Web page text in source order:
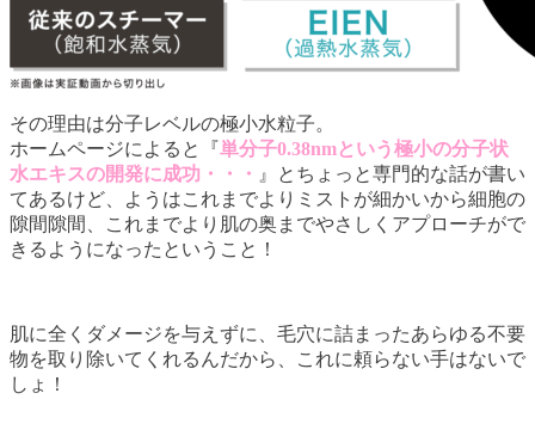
その理由は分子レベルの極小水粒子。
ホームページによると『単分子0.38nmという極小の分子状
水エキスの開発に成功・・・ 』とちょっと専門的な話が書い
てあるけど、ようはこれまでよりミストが細かいから細胞の
隙間隙間、これまでより肌の奥までやさしくアプローチがで
きるようになったということ！
肌に全くダメージを与えずに、毛穴に詰まったあらゆる不要
物を取り除いてくれるんだから、これに頼らない手はないで
しょ！